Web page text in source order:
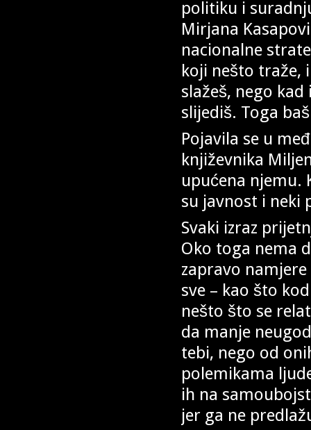
politiku i
Mirjana
nacionalne
koji nešto traže,
slažeš, nego
slijediš. Toga
Pojavila se u
književnika
upućena njemu.
su javnost i neki
Svaki izraz
Oko toga nema
zapravo
sve – kao što
nešto što se
da manje
tebi, nego od
polemikama
ih na
jer ga ne